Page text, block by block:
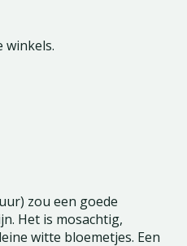
winkels.
zou een goede
Het is mosachtig,
witte bloemetjes. Een